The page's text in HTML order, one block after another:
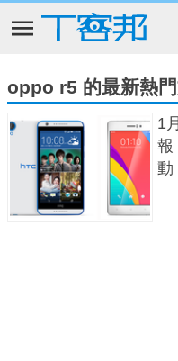
oppo r5 的最新熱
1
報
動